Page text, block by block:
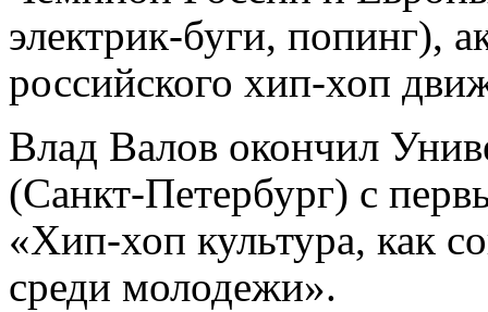
электрик-буги, попинг),
российского хип-хоп
Влад Валов окончил
(Санкт-Петербург) с
«Хип-хоп культура, как
среди молодежи».